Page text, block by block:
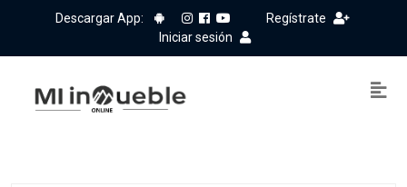
Descargar App:
Regístrate
Iniciar sesión